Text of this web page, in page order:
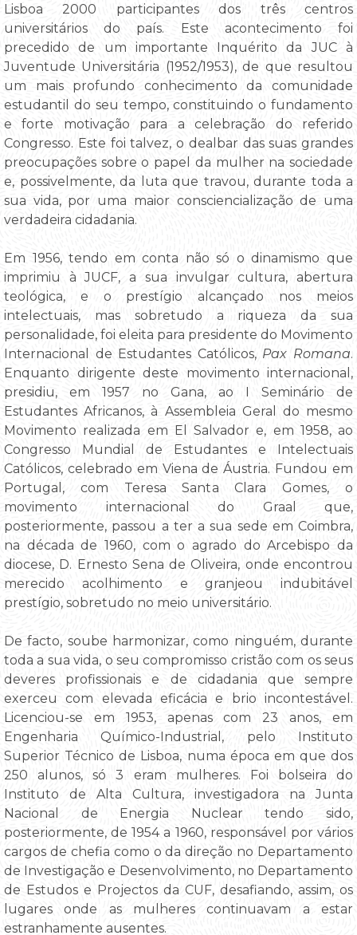
Lisboa 2000 participantes dos três centros
universitários do país. Este acontecimento foi
precedido de um importante Inquérito da JUC à
Juventude Universitária (1952/1953), de que resultou
um mais profundo conhecimento da comunidade
estudantil do seu tempo, constituindo o fundamento
e forte motivação para a celebração do referido
Congresso. Este foi talvez, o dealbar das suas grandes
preocupações sobre o papel da mulher na sociedade
e, possivelmente, da luta que travou, durante toda a
sua vida, por uma maior consciencialização de uma
verdadeira cidadania.
Em 1956, tendo em conta não só o dinamismo que
imprimiu à JUCF, a sua invulgar cultura, abertura
teológica, e o prestígio alcançado nos meios
intelectuais, mas sobretudo a riqueza da sua
personalidade, foi eleita para presidente do Movimento
Internacional de Estudantes Católicos, Pax Romana.
Enquanto dirigente deste movimento internacional,
presidiu, em 1957 no Gana, ao I Seminário de
Estudantes Africanos, à Assembleia Geral do mesmo
Movimento realizada em El Salvador e, em 1958, ao
Congresso Mundial de Estudantes e Intelectuais
Católicos, celebrado em Viena de Áustria. Fundou em
Portugal, com Teresa Santa Clara Gomes, o
movimento internacional do Graal que,
posteriormente, passou a ter a sua sede em Coimbra,
na década de 1960, com o agrado do Arcebispo da
diocese, D. Ernesto Sena de Oliveira, onde encontrou
merecido acolhimento e granjeou indubitável
prestígio, sobretudo no meio universitário.
De facto, soube harmonizar, como ninguém, durante
toda a sua vida, o seu compromisso cristão com os seus
deveres profissionais e de cidadania que sempre
exerceu com elevada eficácia e brio incontestável.
Licenciou-se em 1953, apenas com 23 anos, em
Engenharia Químico-Industrial, pelo Instituto
Superior Técnico de Lisboa, numa época em que dos
250 alunos, só 3 eram mulheres. Foi bolseira do
Instituto de Alta Cultura, investigadora na Junta
Nacional de Energia Nuclear tendo sido,
posteriormente, de 1954 a 1960, responsável por vários
cargos de chefia como o da direção no Departamento
de Investigação e Desenvolvimento, no Departamento
de Estudos e Projectos da CUF, desafiando, assim, os
lugares onde as mulheres continuavam a estar
estranhamente ausentes.